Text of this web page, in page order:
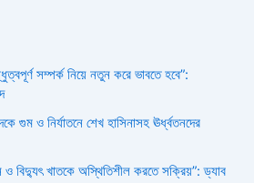
সম্পর্ক নিয়ে নতুন করে ভাবতে হবে”:
গুম ও নির্যাতনে শেখ হাসিনাসহ ঊর্ধ্বতনদের
বিদ্যুৎ খাতকে অস্থিতিশীল করতে সক্রিয়”: ড্যাব